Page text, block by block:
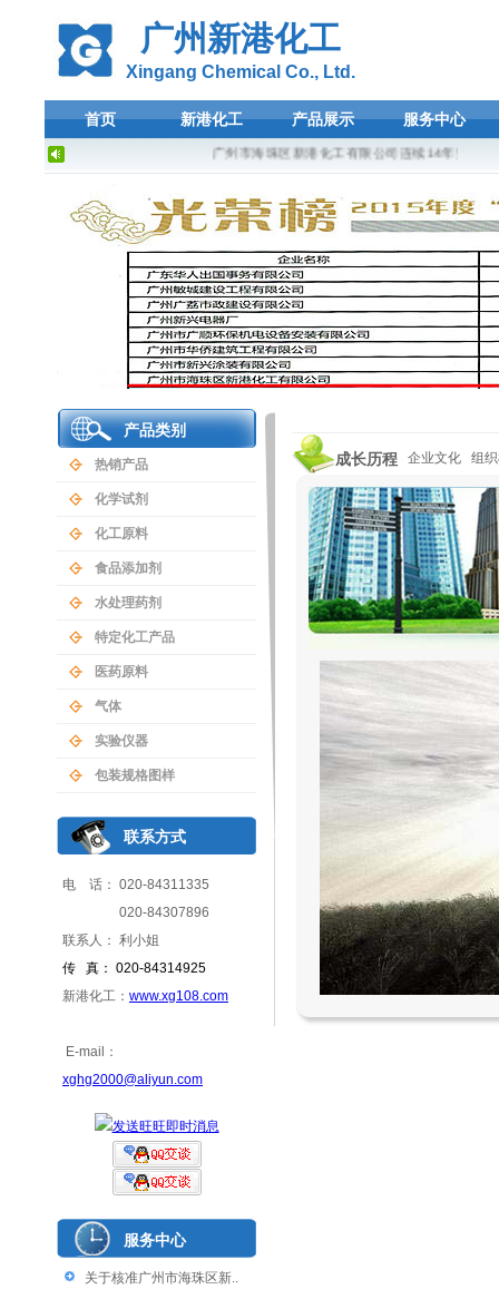
广州新港化工
Xingang Chemical Co., Ltd.
首页 新港化工 产品展示 服务中心
广州市海珠区新港化工有限公司连续14年荣登广
产品类别
热销产品
化学试剂
化工原料
食品添加剂
水处理药剂
特定化工产品
医药原料
气体
实验仪器
包装规格图样
联系方式
电 话： 020-84311335
020-84307896
联系人： 利小姐
传 真： 020-84314925
新港化工： www.xg108.com
E-mail：
xghg2000@aliyun.com
服务中心
关于核准广州市海珠区新..
成长历程 企业文化 组